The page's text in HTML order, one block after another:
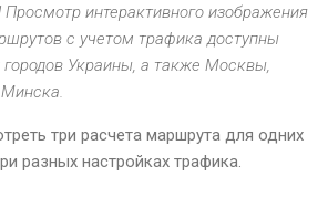
интерактивного изображения
с учетом трафика доступны
городов Украины, а также Москвы,
Минска.
три расчета маршрута для одних
разных настройках трафика.